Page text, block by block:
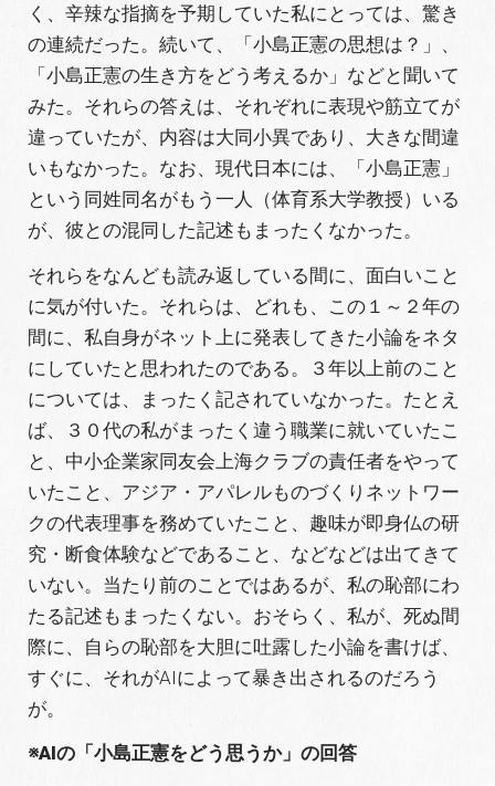
く、辛辣な指摘を予期していた私にとっては、驚き
の連続だった。続いて、「小島正憲の思想は？」、
「小島正憲の生き方をどう考えるか」などと聞いて
みた。それらの答えは、それぞれに表現や筋立てが
違っていたが、内容は大同小異であり、大きな間違
いもなかった。なお、現代日本には、「小島正憲」
という同姓同名がもう一人（体育系大学教授）いる
が、彼との混同した記述もまったくなかった。
それらをなんども読み返している間に、面白いこと
に気が付いた。それらは、どれも、この１～２年の
間に、私自身がネット上に発表してきた小論をネタ
にしていたと思われたのである。３年以上前のこと
については、まったく記されていなかった。たとえ
ば、３０代の私がまったく違う職業に就いていたこ
と、中小企業家同友会上海クラブの責任者をやって
いたこと、アジア・アパレルものづくりネットワー
クの代表理事を務めていたこと、趣味が即身仏の研
究・断食体験などであること、などなどは出てきて
いない。当たり前のことではあるが、私の恥部にわ
たる記述もまったくない。おそらく、私が、死ぬ間
際に、自らの恥部を大胆に吐露した小論を書けば、
すぐに、それがAIによって暴き出されるのだろう
が。
※AIの「小島正憲をどう思うか」の回答